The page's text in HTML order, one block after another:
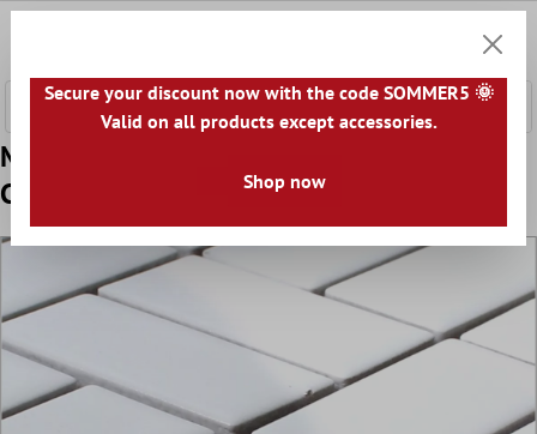
Muster von Mosaikfliesen Keramik
Cristianos Weiss Glänzend
Secure your discount now with the code SOMMER5 🌞
Valid on all products except accessories.
Shop now